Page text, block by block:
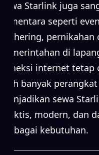
Sewa Starlink juga
sementara seperti
gathering,
pemerintahan di
koneksi internet
oleh banyak
menjadikan sewa
praktis, modern, dan
berbagai kebutuhan.